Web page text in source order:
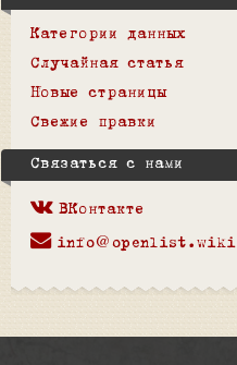
Категории данных
Случайная статья
Новые страницы
Свежие правки
Связаться с нами
ВКонтакте
info@openlist.wiki